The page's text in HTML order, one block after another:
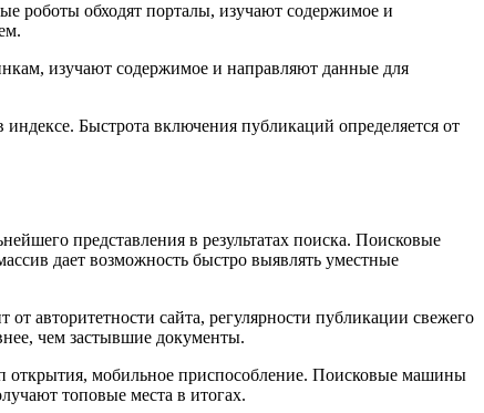
роботы обходят порталы, изучают содержимое и
изучают содержимое и направляют данные для
индексе. Быстрота включения публикаций определяется от
представления в результатах поиска. Поисковые
дает возможность быстро выявлять уместные
авторитетности сайта, регулярности публикации свежего
чем застывшие документы.
открытия, мобильное приспособление. Поисковые машины
топовые места в итогах.